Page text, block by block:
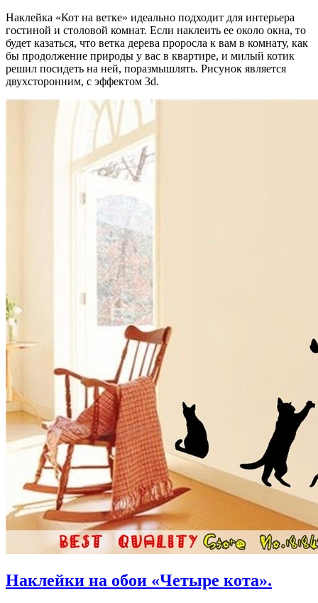
Наклейка «Кот на ветке» идеально подходит для интерьера
гостиной и столовой комнат. Если наклеить ее около окна, то
будет казаться, что ветка дерева проросла к вам в комнату, как
бы продолжение природы у вас в квартире, и милый котик
решил посидеть на ней, поразмышлять. Рисунок является
двухсторонним, с эффектом 3d.
Наклейки на обои «Четыре кота».